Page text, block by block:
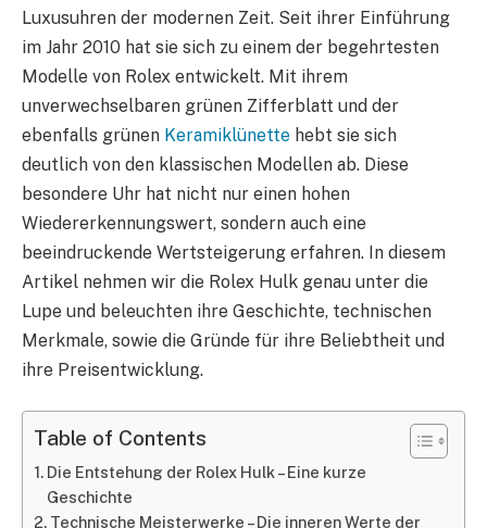
Luxusuhren der modernen Zeit. Seit ihrer Einführung
im Jahr 2010 hat sie sich zu einem der begehrtesten
Modelle von Rolex entwickelt. Mit ihrem
unverwechselbaren grünen Zifferblatt und der
ebenfalls grünen Keramiklünette hebt sie sich
deutlich von den klassischen Modellen ab. Diese
besondere Uhr hat nicht nur einen hohen
Wiedererkennungswert, sondern auch eine
beeindruckende Wertsteigerung erfahren. In diesem
Artikel nehmen wir die Rolex Hulk genau unter die
Lupe und beleuchten ihre Geschichte, technischen
Merkmale, sowie die Gründe für ihre Beliebtheit und
ihre Preisentwicklung.
Table of Contents
Die Entstehung der Rolex Hulk – Eine kurze
Geschichte
Technische Meisterwerke – Die inneren Werte der